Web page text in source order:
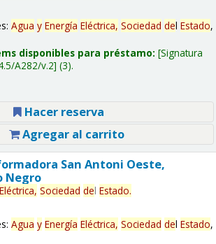
Agua y Energía Eléctrica, Sociedad del Estado,
disponibles para préstamo: Signatura
A282/v.2 (3).
Hacer reserva
Agregar al carrito
San Antoni Oeste,
Negro
Eléctrica, Sociedad del Estado.
Agua y Energía Eléctrica, Sociedad del Estado,